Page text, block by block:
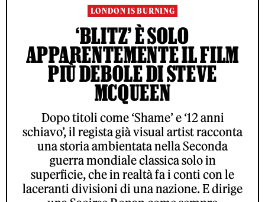
LONDON IS BURNING
‘BLITZ’ È SOLO
APPARENTEMENTE IL FILM
PIÙ DEBOLE DI STEVE
MCQUEEN
Dopo titoli come ‘Shame’ e ‘12 anni
schiavo’, il regista già visual artist racconta
una storia ambientata nella Seconda
guerra mondiale classica solo in
superficie, che in realtà fa i conti con le
laceranti divisioni di una nazione. E dirige